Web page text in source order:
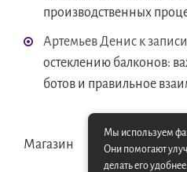
производственных
Артемьев Денис к записи
остеклению балконов:
ботов и правильное
Магазин
Мы используем
Они помогают
делать его удобнее.